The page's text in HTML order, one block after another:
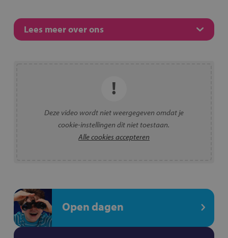
Lees meer over ons
Deze video wordt niet weergegeven omdat je
cookie-instellingen dit niet toestaan.
Alle cookies accepteren
Open dagen